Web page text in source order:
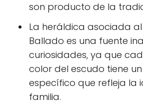
son producto de la
La heráldica asociada
Ballado es una fuente
curiosidades, ya que
color del escudo tiene
específico que refleja la
familia.